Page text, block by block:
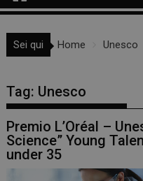
Sei qui Home Unesco
Tag: Unesco
Premio L’Oréal –
Science” Young
under 35